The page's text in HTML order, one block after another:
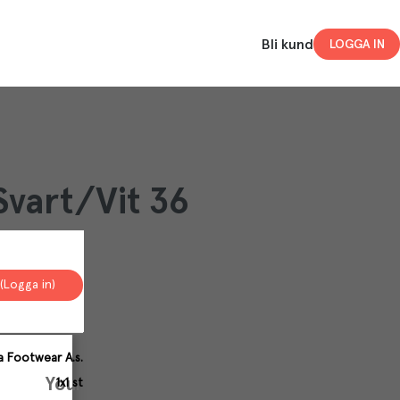
Bli kund LOGGA IN
Vit 36
in)
Footwear A.s.
1x1 st
Your